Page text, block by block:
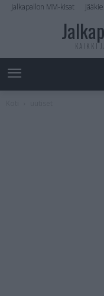
Jalkapallon MM-kisat
KAIKKI